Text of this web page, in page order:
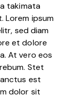
takimata
Lorem ipsum
sed diam
et dolore
At vero eos
Stet
est
dolor sit